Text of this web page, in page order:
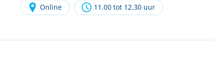
Online 11.00 tot 12.30 uur